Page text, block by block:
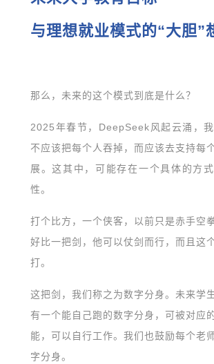
与理想就业模式的“大胆”
那么，未来的这个模式到底是什么？
2025年春节，DeepSeek风起云涌，
不应该把每个人吞掉，而应该去支持每
展。这其中，可能存在一个具体的方
性。
打个比方，一个侠客，以前只是赤手空
好比一把剑，他可以仗剑而行，而且这
打。
这把剑，我们称之为数字分身。未来学
有一个能自己跑的数字分身，可被对应
能，可以自行工作。我们也鼓励每个老
字分身。